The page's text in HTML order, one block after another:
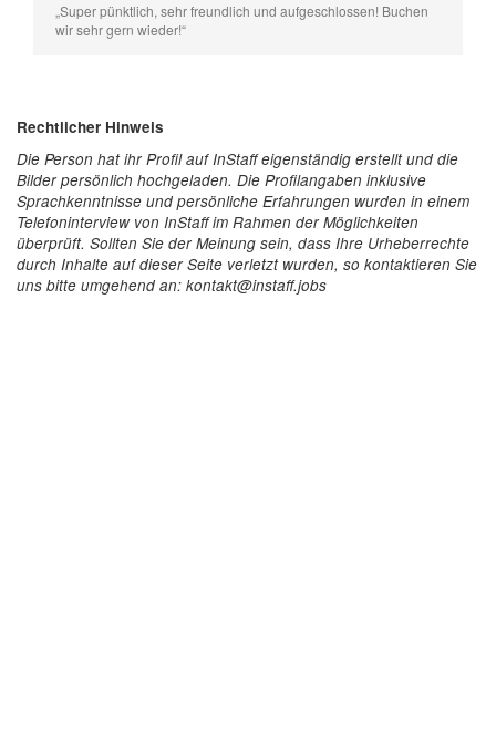
„Super pünktlich, sehr freundlich und aufgeschlossen! Buchen
wir sehr gern wieder!“
Rechtlicher Hinweis
Die Person hat ihr Profil auf InStaff eigenständig erstellt und die
Bilder persönlich hochgeladen. Die Profilangaben inklusive
Sprachkenntnisse und persönliche Erfahrungen wurden in einem
Telefoninterview von InStaff im Rahmen der Möglichkeiten
überprüft. Sollten Sie der Meinung sein, dass Ihre Urheberrechte
durch Inhalte auf dieser Seite verletzt wurden, so kontaktieren Sie
uns bitte umgehend an: kontakt@instaff.jobs